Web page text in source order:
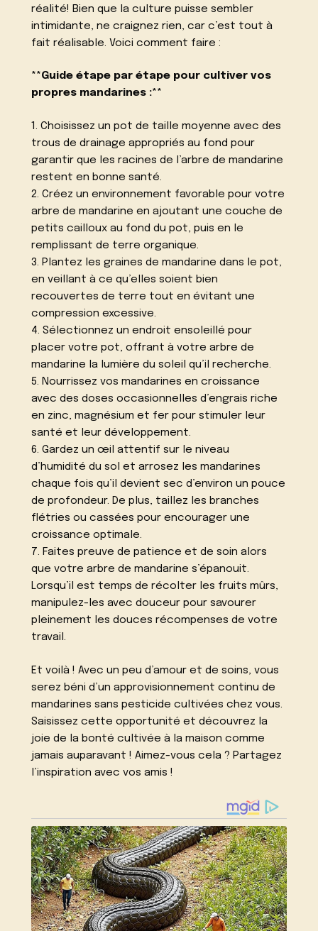
réalité! Bien que la culture puisse sembler
intimidante, ne craignez rien, car c’est tout à
fait réalisable. Voici comment faire :
**Guide étape par étape pour cultiver vos
propres mandarines :**
1. Choisissez un pot de taille moyenne avec des
trous de drainage appropriés au fond pour
garantir que les racines de l’arbre de mandarine
restent en bonne santé.
2. Créez un environnement favorable pour votre
arbre de mandarine en ajoutant une couche de
petits cailloux au fond du pot, puis en le
remplissant de terre organique.
3. Plantez les graines de mandarine dans le pot,
en veillant à ce qu’elles soient bien
recouvertes de terre tout en évitant une
compression excessive.
4. Sélectionnez un endroit ensoleillé pour
placer votre pot, offrant à votre arbre de
mandarine la lumière du soleil qu’il recherche.
5. Nourrissez vos mandarines en croissance
avec des doses occasionnelles d’engrais riche
en zinc, magnésium et fer pour stimuler leur
santé et leur développement.
6. Gardez un œil attentif sur le niveau
d’humidité du sol et arrosez les mandarines
chaque fois qu’il devient sec d’environ un pouce
de profondeur. De plus, taillez les branches
flétries ou cassées pour encourager une
croissance optimale.
7. Faites preuve de patience et de soin alors
que votre arbre de mandarine s’épanouit.
Lorsqu’il est temps de récolter les fruits mûrs,
manipulez-les avec douceur pour savourer
pleinement les douces récompenses de votre
travail.
Et voilà ! Avec un peu d’amour et de soins, vous
serez béni d’un approvisionnement continu de
mandarines sans pesticide cultivées chez vous.
Saisissez cette opportunité et découvrez la
joie de la bonté cultivée à la maison comme
jamais auparavant ! Aimez-vous cela ? Partagez
l’inspiration avec vos amis !